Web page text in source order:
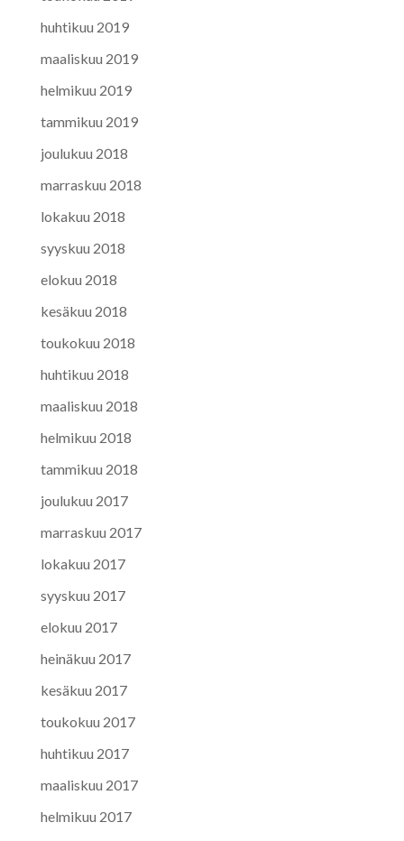
huhtikuu 2019
maaliskuu 2019
helmikuu 2019
tammikuu 2019
joulukuu 2018
marraskuu 2018
lokakuu 2018
syyskuu 2018
elokuu 2018
kesäkuu 2018
toukokuu 2018
huhtikuu 2018
maaliskuu 2018
helmikuu 2018
tammikuu 2018
joulukuu 2017
marraskuu 2017
lokakuu 2017
syyskuu 2017
elokuu 2017
heinäkuu 2017
kesäkuu 2017
toukokuu 2017
huhtikuu 2017
maaliskuu 2017
helmikuu 2017